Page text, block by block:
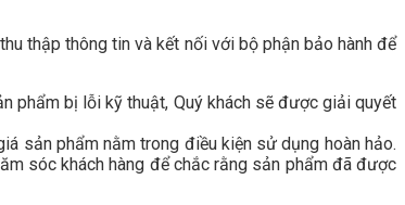
thập thông tin và kết nối với bộ phận bảo hành để
phẩm bị lỗi kỹ thuật, Quý khách sẽ được giải quyết
sản phẩm nằm trong điều kiện sử dụng hoàn hảo.
sóc khách hàng để chắc rằng sản phẩm đã được